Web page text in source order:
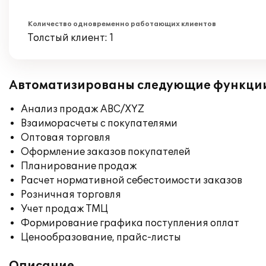
Количество одновременно работающих клиентов
Толстый клиент: 1
Автоматизированы следующие
Анализ продаж ABC/XYZ
Взаиморасчеты с покупателями
Оптовая торговля
Оформление заказов покупателей
Планирование продаж
Расчет нормативной себестоимости заказов
Розничная торговля
Учет продаж ТМЦ
Формирование графика поступления оплат
Ценообразование, прайс-листы